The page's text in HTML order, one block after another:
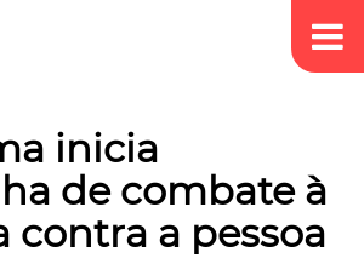
inicia
de combate à
contra a pessoa